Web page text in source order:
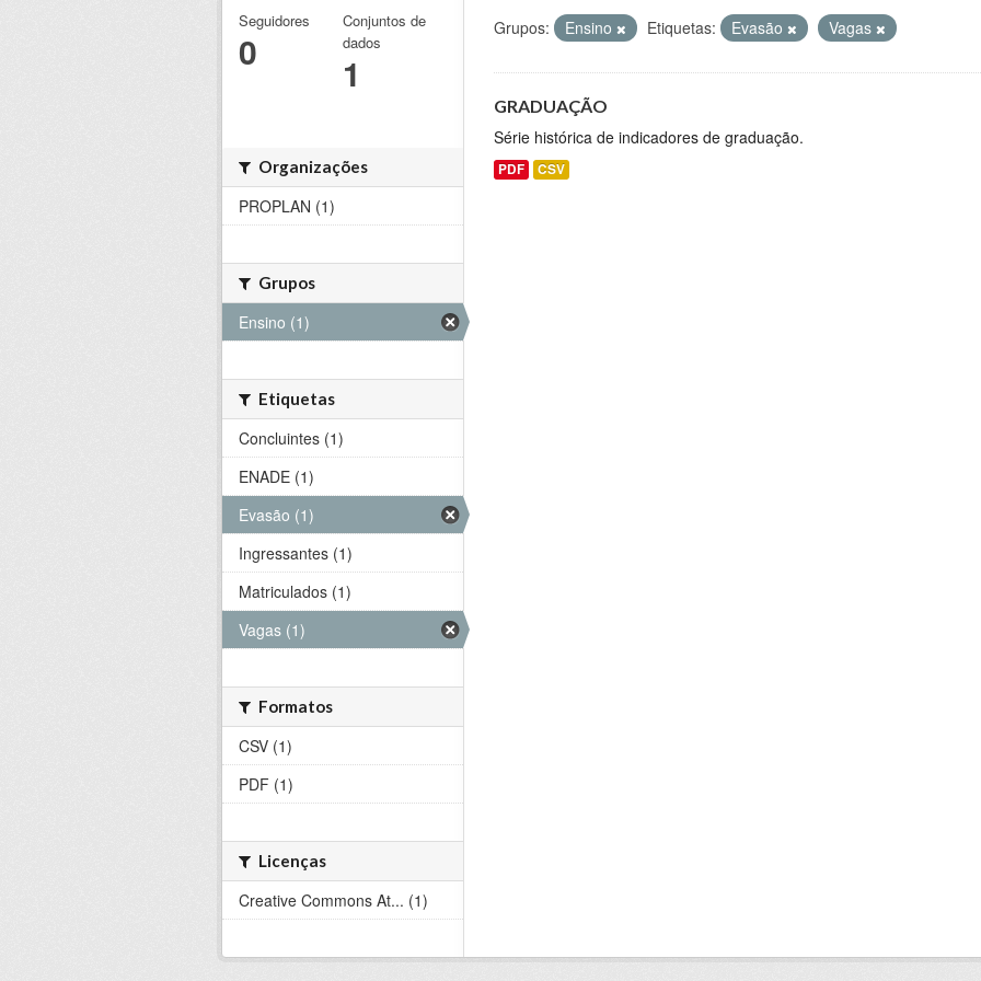
Grupos: Ensino Etiquetas: Evasão Vagas
GRADUAÇÃO
Série histórica de indicadores de graduação.
PDF CSV
Seguidores
0
Conjuntos de
dados
1
Organizações
PROPLAN (1)
Grupos
Ensino (1)
Etiquetas
Concluintes (1)
ENADE (1)
Evasão (1)
Ingressantes (1)
Matriculados (1)
Vagas (1)
Formatos
CSV (1)
PDF (1)
Licenças
Creative Commons At... (1)